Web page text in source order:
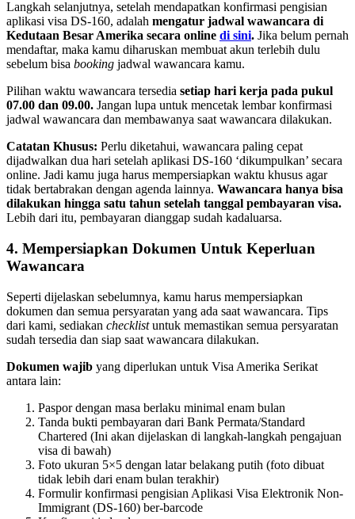
Langkah selanjutnya, setelah mendapatkan konfirmasi pengisian
aplikasi visa DS-160, adalah mengatur jadwal wawancara di
Kedutaan Besar Amerika secara online di sini. Jika belum pernah
mendaftar, maka kamu diharuskan membuat akun terlebih dulu
sebelum bisa booking jadwal wawancara kamu.
Pilihan waktu wawancara tersedia setiap hari kerja pada pukul
07.00 dan 09.00. Jangan lupa untuk mencetak lembar konfirmasi
jadwal wawancara dan membawanya saat wawancara dilakukan.
Catatan Khusus: Perlu diketahui, wawancara paling cepat
dijadwalkan dua hari setelah aplikasi DS-160 ‘dikumpulkan’ secara
online. Jadi kamu juga harus mempersiapkan waktu khusus agar
tidak bertabrakan dengan agenda lainnya. Wawancara hanya bisa
dilakukan hingga satu tahun setelah tanggal pembayaran visa.
Lebih dari itu, pembayaran dianggap sudah kadaluarsa.
4. Mempersiapkan Dokumen Untuk Keperluan
Wawancara
Seperti dijelaskan sebelumnya, kamu harus mempersiapkan
dokumen dan semua persyaratan yang ada saat wawancara. Tips
dari kami, sediakan checklistuntuk memastikan semua persyaratan
sudah tersedia dan siap saat wawancara dilakukan.
Dokumen wajib yang diperlukan untuk Visa Amerika Serikat
antara lain:
Paspor dengan masa berlaku minimal enam bulan
Tanda bukti pembayaran dari Bank Permata/Standard
Chartered (Ini akan dijelaskan di langkah-langkah pengajuan
visa di bawah)
Foto ukuran 5×5 dengan latar belakang putih (foto dibuat
tidak lebih dari enam bulan terakhir)
Formulir konfirmasi pengisian Aplikasi Visa Elektronik Non-
Immigrant (DS-160) ber-barcode